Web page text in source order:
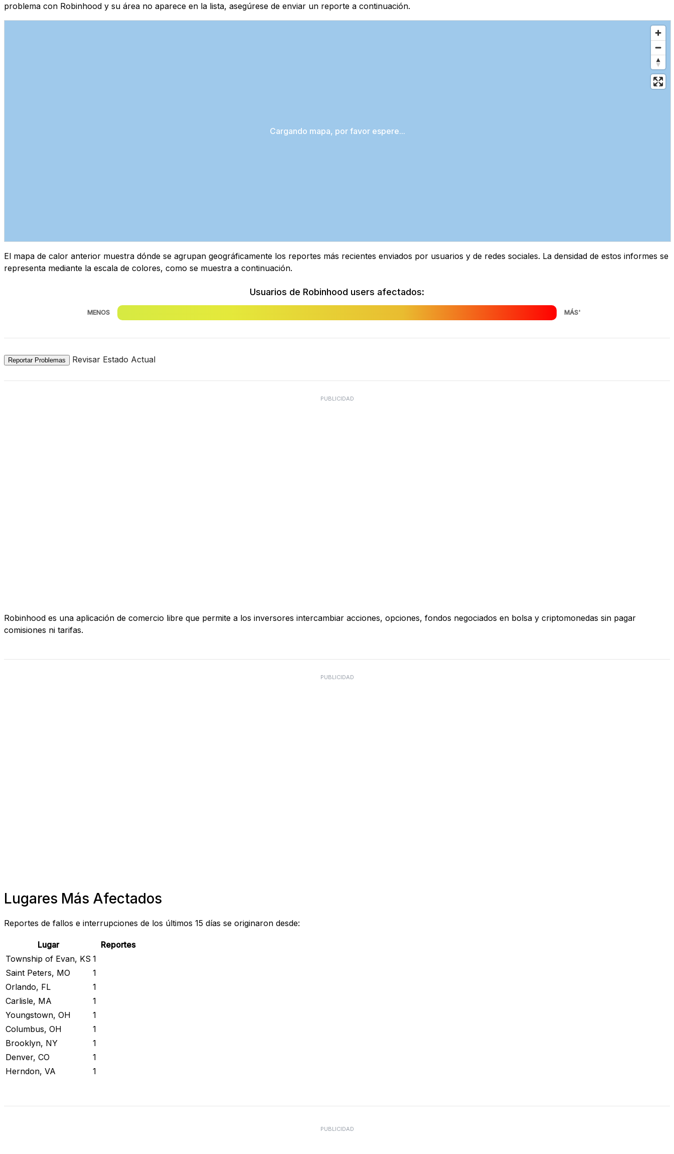
problema con Robinhood y su área no aparece en la lista, asegúrese de enviar un reporte a continuación.
Cargando mapa, por favor espere...
El mapa de calor anterior muestra dónde se agrupan geográficamente los reportes más recientes enviados por usuarios y de redes sociales. La densidad de estos informes se
representa mediante la escala de colores, como se muestra a continuación.
Usuarios de Robinhood users afectados:
MENOS MÁS'
Reportar Problemas Revisar Estado Actual
PUBLICIDAD
Robinhood es una aplicación de comercio libre que permite a los inversores intercambiar acciones, opciones, fondos negociados en bolsa y criptomonedas sin pagar
comisiones ni tarifas.
PUBLICIDAD
Lugares Más Afectados
Reportes de fallos e interrupciones de los últimos 15 días se originaron desde:
Lugar
Reportes
Township of Evan, KS 1
Saint Peters, MO
1
Orlando, FL
1
Carlisle, MA
1
Youngstown, OH
1
Columbus, OH
1
Brooklyn, NY
1
Denver, CO
1
Herndon, VA
1
PUBLICIDAD